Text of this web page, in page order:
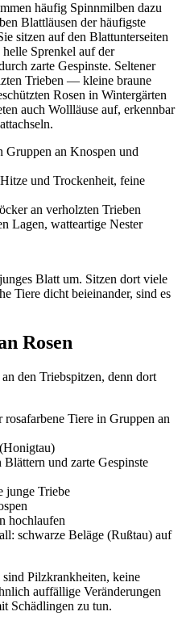
häufig Spinnmilben dazu
Blattläusen der häufigste
sitzen auf den Blattunterseiten
Sprenkel auf der
zarte Gespinste. Seltener
Trieben — kleine braune
Rosen in Wintergärten
auch Wollläuse auf, erkennbar
Gruppen an Knospen und
und Trockenheit, feine
an verholzten Trieben
Lagen, watteartige Nester
Blatt um. Sitzen dort viele
Tiere dicht beieinander, sind es
Rosen
den Triebspitzen, denn dort
Tiere in Gruppen an
und zarte Gespinste
junge Triebe
hochlaufen
schwarze Beläge (Rußtau) auf
Pilzkrankheiten, keine
auffällige Veränderungen
Schädlingen zu tun.